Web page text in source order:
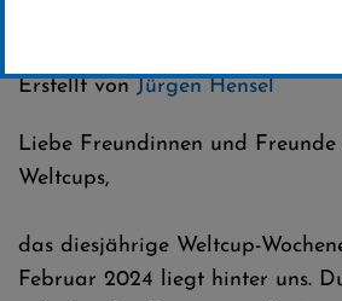
Erstellt vonJürgen Hensel
Liebe Freundinnen und
Weltcups,
das diesjährige Weltcup-
Februar 2024 liegt hinter uns.